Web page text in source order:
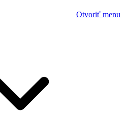
Otvoriť menu